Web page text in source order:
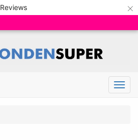
Reviews ×
Menu